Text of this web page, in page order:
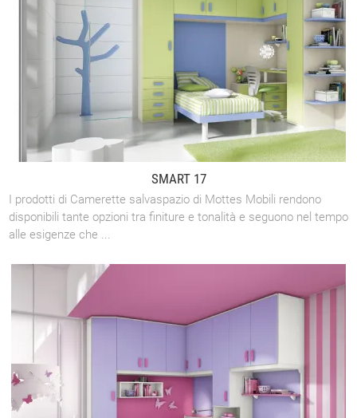
SMART 17
I prodotti di Camerette salvaspazio di Mottes Mobili rendono
disponibili tante opzioni tra finiture e tonalità e seguono nel tempo
alle esigenze che ...